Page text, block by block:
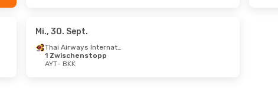
Mi., 30. Sept.
Thai Airways International
1 Zwischenstopp
AYT- BKK